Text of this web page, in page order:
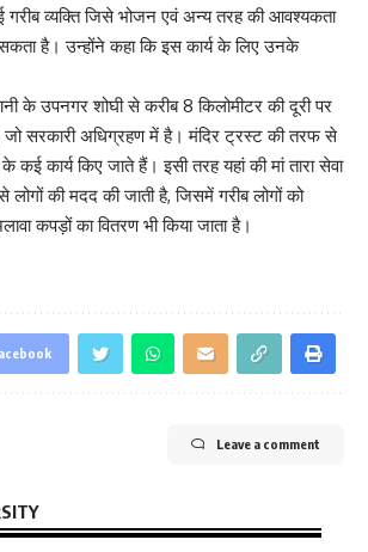
गरीब व्यक्ति जिसे भोजन एवं अन्य तरह की आवश्यकता
है। उन्होंने कहा कि इस कार्य के लिए उनके
के उपनगर शोघी से करीब 8 किलोमीटर की दूरी पर
जो सरकारी अधिग्रहण में है। मंदिर ट्रस्ट की तरफ से
कार्य किए जाते हैं। इसी तरह यहां की मां तारा सेवा
की मदद की जाती है, जिसमें गरीब लोगों को
कपड़ों का वितरण भी किया जाता है।
Leave a comment